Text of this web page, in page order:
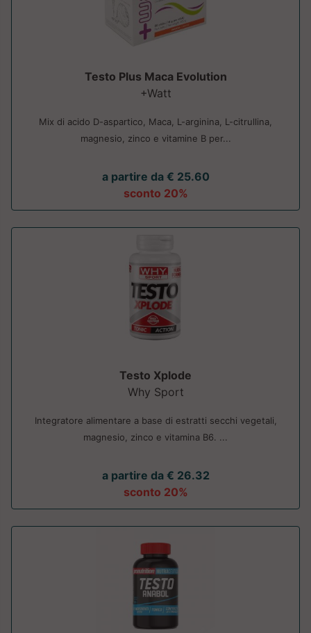
Testo Plus Maca Evolution
+Watt
Mix di acido D-aspartico, Maca, L-arginina, L-citrullina,
magnesio, zinco e vitamine B per...
a partire da € 25.60
sconto 20%
Testo Xplode
Why Sport
Integratore alimentare a base di estratti secchi vegetali,
magnesio, zinco e vitamina B6. ...
a partire da € 26.32
sconto 20%